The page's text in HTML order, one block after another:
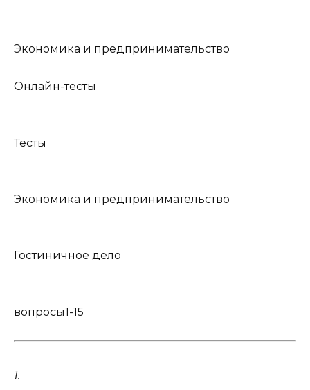
Экономика и предпринимательство
Онлайн-тесты
Тесты
Экономика и предпринимательство
Гостиничное дело
вопросы1-15
1.